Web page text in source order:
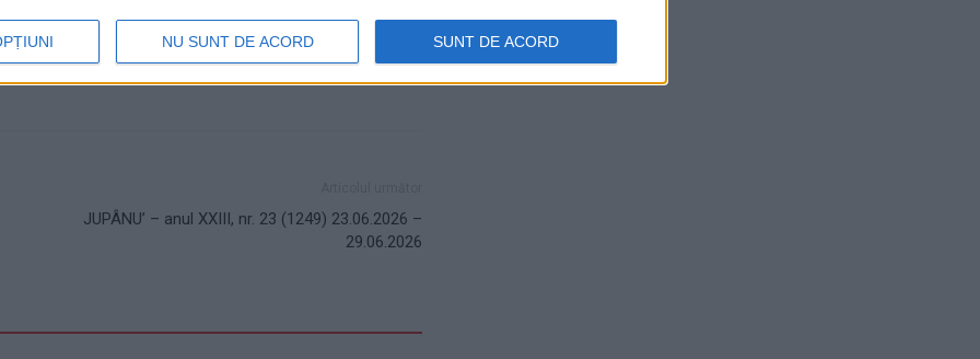
NU SUNT DE ACORD SUNT DE ACORD
JUPÂNU’ – anul XXIII, nr. 23 (1249) 23.06.2026 –
29.06.2026